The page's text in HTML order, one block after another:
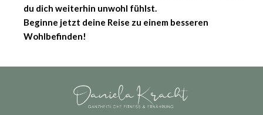
du dich weiterhin unwohl fühlst.
Beginne jetzt deine Reise zu einem besseren
Wohlbefinden!